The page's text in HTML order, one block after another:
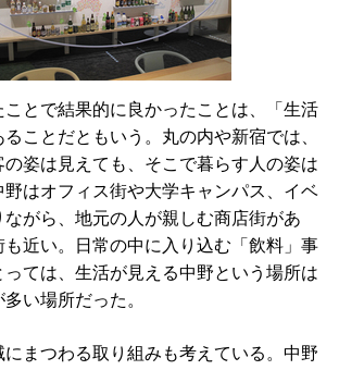
とで結果的に良かったことは、「生活
ことだともいう。丸の内や新宿では、
姿は見えても、そこで暮らす人の姿は
野はオフィス街や大学キャンパス、イベ
ながら、地元の人が親しむ商店街があ
も近い。日常の中に入り込む「飲料」事
ては、生活が見える中野という場所は
い場所だった。
まつわる取り組みも考えている。中野